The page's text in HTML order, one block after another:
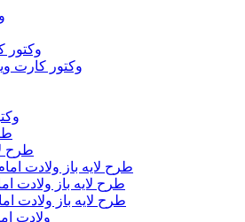
وکتور
وکتور کارت
طرح
طرح لایه باز ولادت
طرح لایه باز ولادت
طرح لایه باز ولادت
ولادت